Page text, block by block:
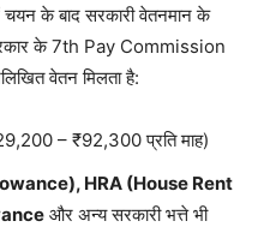
के बाद सरकारी वेतनमान के
के 7th Pay Commission
वेतन मिलता है:
– ₹92,300 प्रति माह)
HRA (House Rent
और अन्य सरकारी भत्ते भी